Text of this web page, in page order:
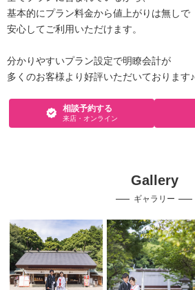
基本的にプラン料金から値上がりは無しで
安心してご利用いただけます。
分かりやすいプラン設定で明瞭会計が
多くのお客様より好評いただいております♪
相談予約する
来店・オンライン
Gallery
ギャラリー